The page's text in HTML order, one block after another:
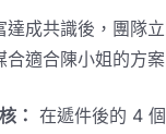
達成共識後，團隊
適合陳小姐的方案
： 在遞件後的 4